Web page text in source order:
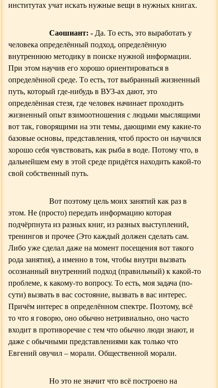
институтах учат искать нужные вещи в нужных книгах.
Саошиант: - Да. То есть, это выработать у
человека определённый подход, определённую
внутреннюю методику в поиске нужной информации.
При этом научив его хорошо ориентироваться в
определённой среде. То есть, тот выбранный жизненный
путь, который где-нибудь в ВУЗ-ах дают, это
определённая стезя, где человек начинает проходить
жизненный опыт взимоотношения с людьми мыслящими
вот так, говорящими на эти темы, дающими ему какие-то
базовые основы, представления, чтоб просто он научился
хорошо себя чувствовать, как рыба в воде. Потому что, в
дальнейшем ему в этой среде придётся находить какой-то
свой собственный путь.
Вот поэтому цель моих занятий как раз в
этом. Не (просто) передать информацию которая
подчёрпнута из разных книг, из разных выступлений,
тренингов и прочее (Это каждый должен сделать сам.
Либо уже сделал даже на момент посещения вот такого
рода занятия), а именно в том, чтобы внутри вызвать
осознанный внутренний подход (правильный) к какой-то
проблеме, к какому-то вопросу. То есть, моя задача (по-
сути) вызвать в вас состояние, вызвать в вас интерес.
Причём интерес в определённом спектре. Поэтому, всё
то что я говорю, оно обычно нетривиально, оно часто
входит в противоречие с тем что обычно люди знают, и
даже с обычными представлениями как только что
Евгений овучил – морали. Общественной морали.
Но это не значит что всё построено на